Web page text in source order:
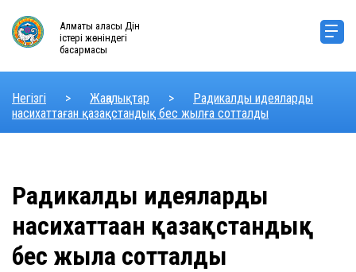
Алматы қаласы Дін
істері жөніндегі
басқармасы
Негізгі > Жаңалықтар >
Радикалды идеяларды
насихаттаған қазақстандық бес жылға сотталды
Радикалды идеяларды
насихаттаған қазақстандық
бес жылға сотталды